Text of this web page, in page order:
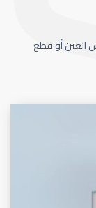
العين أو قطع